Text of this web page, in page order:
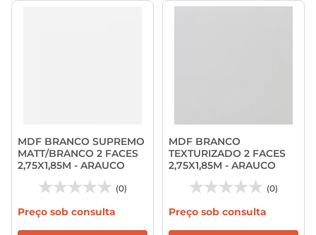
MDF BRANCO SUPREMO
MATT/BRANCO 2 FACES
2,75X1,85M - ARAUCO
(0)
Preço sob consulta
MDF BRANCO
TEXTURIZADO 2 FACES
2,75X1,85M - ARAUCO
(0)
Preço sob consulta